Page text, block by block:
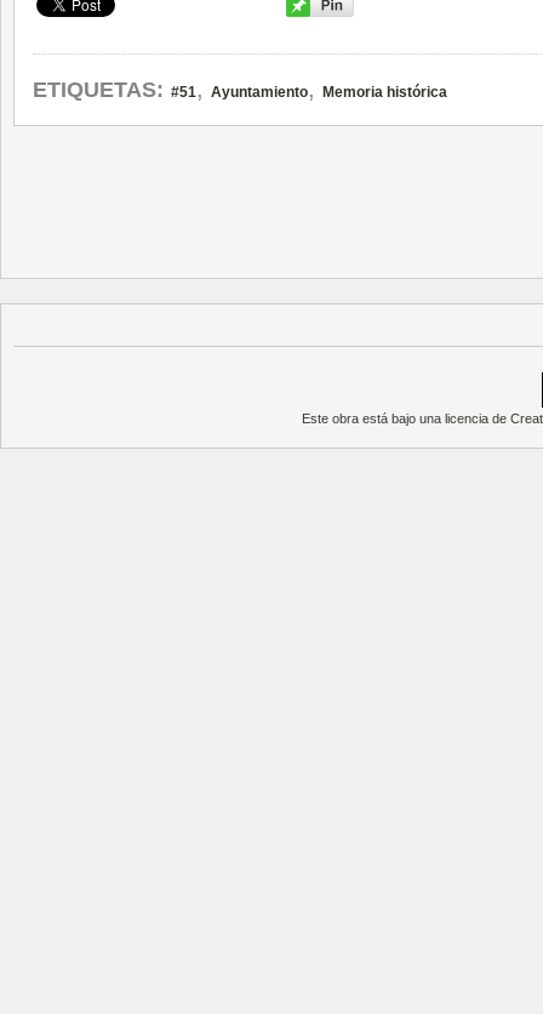
ETIQUETAS: #51, Ayuntamiento, Memoria histórica
Este obra está bajo unalicencia de